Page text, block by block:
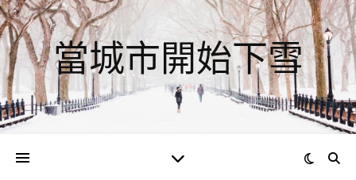
當城市開始下雪